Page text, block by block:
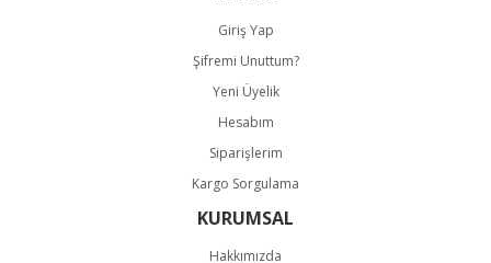
Gönder
Giriş Yap
Şifremi Unuttum?
Yeni Üyelik
Hesabım
Siparişlerim
Kargo Sorgulama
KURUMSAL
Hakkımızda